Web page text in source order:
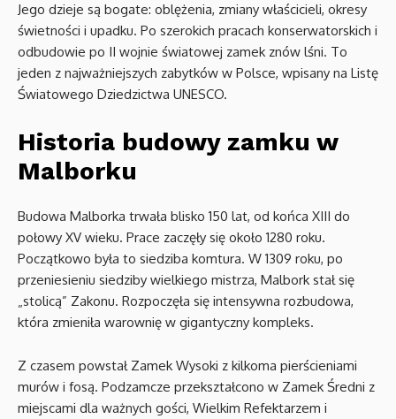
Jego dzieje są bogate: oblężenia, zmiany właścicieli, okresy
świetności i upadku. Po szerokich pracach konserwatorskich i
odbudowie po II wojnie światowej zamek znów lśni. To
jeden z najważniejszych zabytków w Polsce, wpisany na Listę
Światowego Dziedzictwa UNESCO.
Historia budowy zamku w
Malborku
Budowa Malborka trwała blisko 150 lat, od końca XIII do
połowy XV wieku. Prace zaczęły się około 1280 roku.
Początkowo była to siedziba komtura. W 1309 roku, po
przeniesieniu siedziby wielkiego mistrza, Malbork stał się
„stolicą” Zakonu. Rozpoczęła się intensywna rozbudowa,
która zmieniła warownię w gigantyczny kompleks.
Z czasem powstał Zamek Wysoki z kilkoma pierścieniami
murów i fosą. Podzamcze przekształcono w Zamek Średni z
miejscami dla ważnych gości, Wielkim Refektarzem i